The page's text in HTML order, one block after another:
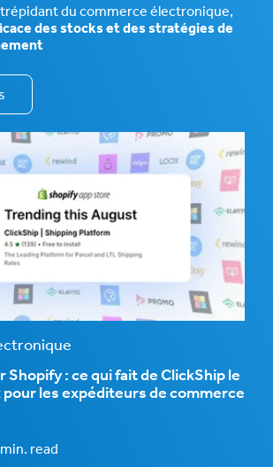
du commerce électronique,
des stocks et des stratégies de
Shopify : ce qui fait de ClickShip le
les expéditeurs de commerce
read